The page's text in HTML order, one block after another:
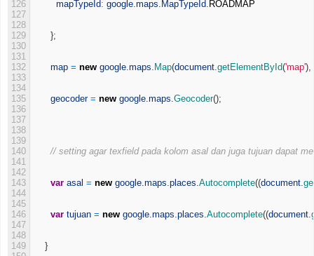
126
127
128
129
130
131
132
133
134
135
136
137
138
139
140
141
142
143
144
145
146
147
148
149
mapTypeId: google.maps. MapTypeId. ROADMAP
};
map = new google.maps. Map(document.getElementById('map'),
geocoder = new google.maps.Geocoder();
// setting agar texfield pada kolom asal dan juga tujuan dapat
var asal = new google.maps.places.Autocomplete((document.
var tujuan = new google.maps.places.Autocomplete((document.
}